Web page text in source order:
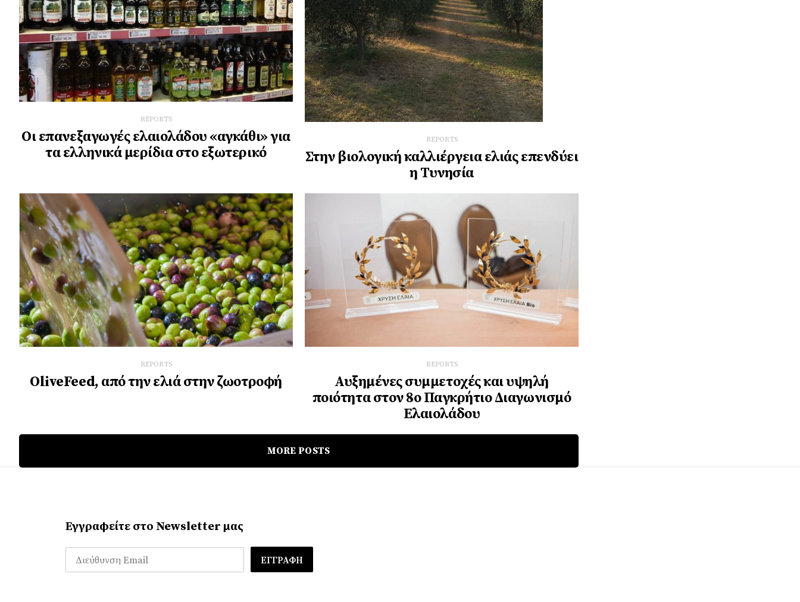
REPORTS
Οι επανεξαγωγές ελαιολάδου «αγκάθι» για
τα ελληνικά μερίδια στο εξωτερικό
REPORTS
Στην βιολογική καλλιέργεια ελιάς επενδύει
η Τυνησία
REPORTS
OliveFeed, από την ελιά στην ζωοτροφή
REPORTS
Αυξημένες συμμετοχές και υψηλή
ποιότητα στον 8ο Παγκρήτιο Διαγωνισμό
Ελαιολάδου
MORE POSTS
Εγγραφείτε στο Newsletter μας